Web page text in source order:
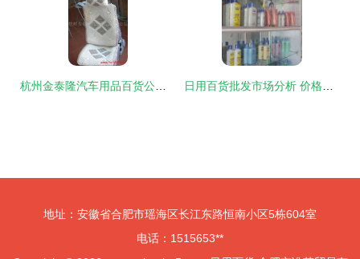
地址：安徽省合肥市瑶海区长江东路恒南小区5栋604室
电话：1515653**